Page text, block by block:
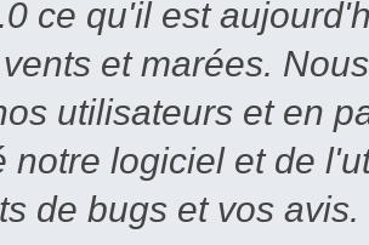
ce qu'il est
et marées.
utilisateurs et en
notre logiciel et de
de bugs et vos avis.